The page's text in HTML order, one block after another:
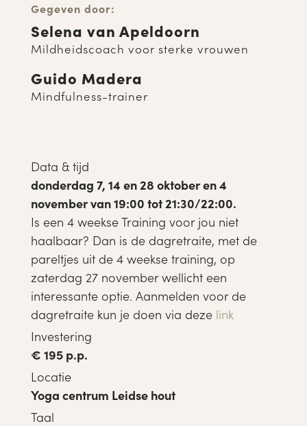
Gegeven door:
Selena van Apeldoorn
Mildheidscoach voor sterke vrouwen
Guido Madera
Mindfulness-trainer
Data & tijd
donderdag 7, 14 en 28 oktober en 4
november van 19:00 tot 21:30/22:00.
Is een 4 weekse Training voor jou niet
haalbaar? Dan is de dagretraite, met de
pareltjes uit de 4 weekse training, op
zaterdag 27 november wellicht een
interessante optie. Aanmelden voor de
dagretraite kun je doen via deze link
Investering
€ 195 p.p.
Locatie
Yoga centrum Leidse hout
Taal